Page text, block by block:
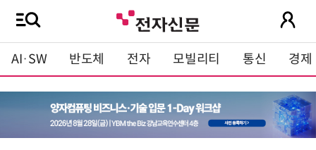
AI·SW 반도체 전자 모빌리티 통신 경제